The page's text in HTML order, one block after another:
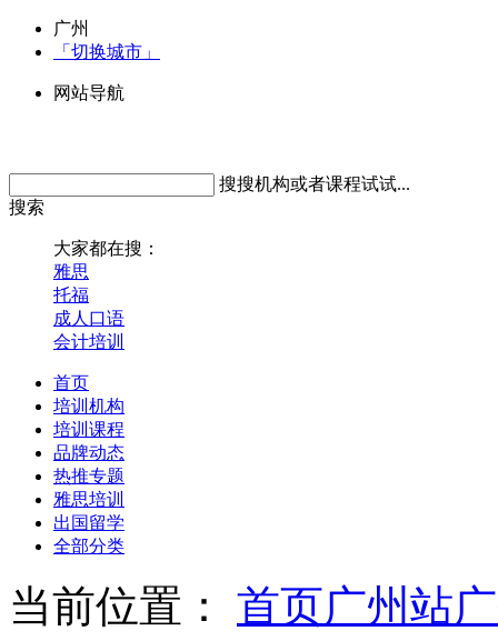
广州
「切换城市」
网站导航
搜搜机构或者课程试试...
搜索
大家都在搜：
雅思
托福
成人口语
会计培训
首页
培训机构
培训课程
品牌动态
热推专题
雅思培训
出国留学
全部分类
当前位置： 首页广州站